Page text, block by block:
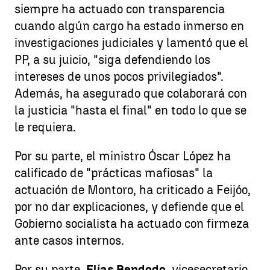
siempre ha actuado con transparencia
cuando algún cargo ha estado inmerso en
investigaciones judiciales y lamentó que el
PP, a su juicio, "siga defendiendo los
intereses de unos pocos privilegiados".
Además, ha asegurado que colaborará con
la justicia "hasta el final" en todo lo que se
le requiera.
Por su parte, el ministro Óscar López ha
calificado de "prácticas mafiosas" la
actuación de Montoro, ha criticado a Feijóo,
por no dar explicaciones, y defiende que el
Gobierno socialista ha actuado con firmeza
ante casos internos.